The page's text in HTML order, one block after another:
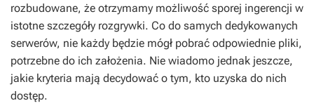
rozbudowane, że otrzymamy możliwość sporej ingerencji w
istotne szczegóły rozgrywki. Co do samych dedykowanych
serwerów, nie każdy będzie mógł pobrać odpowiednie pliki,
potrzebne do ich założenia. Nie wiadomo jednak jeszcze,
jakie kryteria mają decydować o tym, kto uzyska do nich
dostęp.